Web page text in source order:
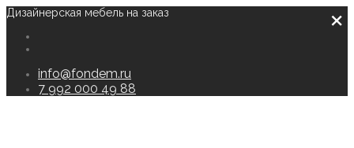
Дизайнерская мебель на заказ
info@fondem.ru
7 992 000 49 88
×